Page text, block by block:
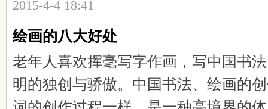
2015-4-4 18:41
绘画的八大好处
老年人喜欢挥毫写字作画，写中国书
明的独创与骄傲。中国书法、绘画的